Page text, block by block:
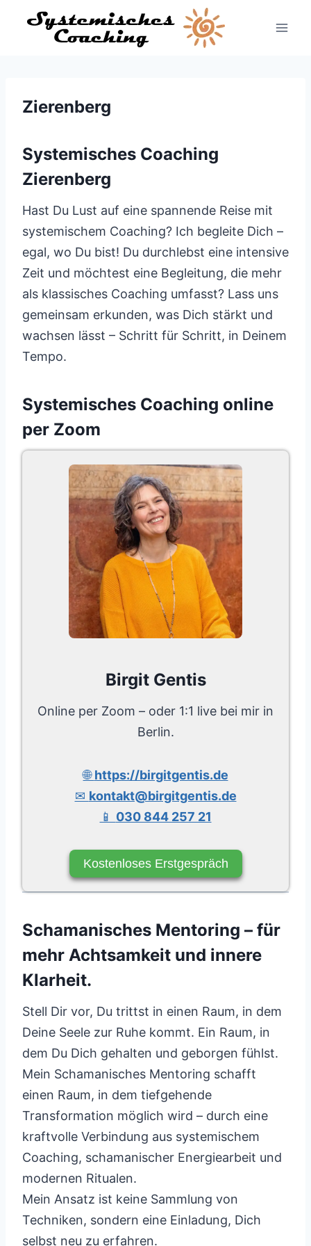
Inhalt
Zierenberg
Systemisches Coaching
Zierenberg
Hast Du Lust auf eine spannende Reise mit
systemischem Coaching? Ich begleite Dich –
egal, wo Du bist! Du durchlebst eine intensive
Zeit und möchtest eine Begleitung, die mehr
als klassisches Coaching umfasst? Lass uns
gemeinsam erkunden, was Dich stärkt und
wachsen lässt – Schritt für Schritt, in Deinem
Tempo.
Systemisches Coaching online
per Zoom
Birgit Gentis
Online per Zoom – oder 1:1 live bei mir in
Berlin.
🌐https://birgitgentis.de
✉ kontakt@birgitgentis.de
📱 030 844 257 21
Kostenloses Erstgespräch
Schamanisches Mentoring – für
mehr Achtsamkeit und innere
Klarheit.
Stell Dir vor, Du trittst in einen Raum, in dem
Deine Seele zur Ruhe kommt. Ein Raum, in
dem Du Dich gehalten und geborgen fühlst.
Mein Schamanisches Mentoring schafft
einen Raum, in dem tiefgehende
Transformation möglich wird – durch eine
kraftvolle Verbindung aus systemischem
Coaching, schamanischer Energiearbeit und
modernen Ritualen.
Mein Ansatz ist keine Sammlung von
Techniken, sondern eine Einladung, Dich
selbst neu zu erfahren.